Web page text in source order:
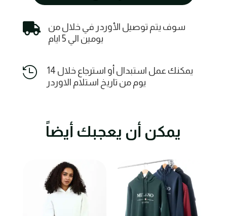

سوف يتم توصيل الأوردر في خلال من
يومين الي 5 ايام

يمكنك عمل استبدال أو استرجاع خلال 14
يوم من تاريخ استلام الاوردر
يمكن أن يعجبك أيضاً